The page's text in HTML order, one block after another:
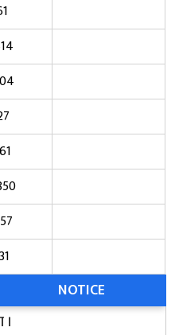
NOTICE